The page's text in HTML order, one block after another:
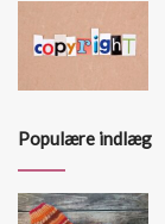
Populære indlæg